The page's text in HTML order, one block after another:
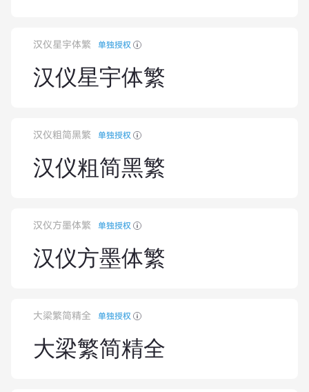
汉仪星宇体繁 单独授权
汉仪星宇体繁
汉仪粗简黑繁 单独授权
汉仪粗简黑繁
汉仪方墨体繁 单独授权
汉仪方墨体繁
大梁繁简精全 单独授权
大梁繁简精全